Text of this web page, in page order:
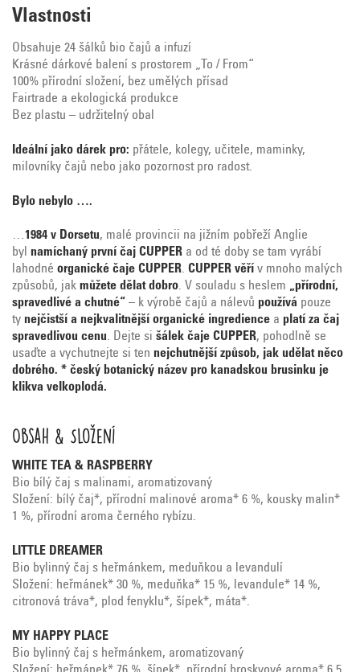
Vlastnosti
Obsahuje 24 šálků bio čajů a infuzí
Krásné dárkové balení s prostorem „To / From“
100% přírodní složení, bez umělých přísad
Fairtrade a ekologická produkce
Bez plastu – udržitelný obal
Ideální jako dárek pro: přátele, kolegy, učitele, maminky,
milovníky čajů nebo jako pozornost pro radost.
Bylo nebylo ….
…1984 v Dorsetu, malé provincii na jižním pobřeží Anglie
byl namíchaný první čaj CUPPER a od té doby se tam vyrábí
lahodné organické čaje CUPPER. CUPPER věří v mnoho malých
způsobů, jak můžete dělat dobro. V souladu s heslem „přírodní,
spravedlivé a chutné“ – k výrobě čajů a nálevů používá pouze
ty nejčistší a nejkvalitnější organické ingredience a platí za čaj
spravedlivou cenu. Dejte si šálek čaje CUPPER, pohodlně se
usaďte a vychutnejte si ten nejchutnější způsob, jak udělat něco
dobrého. * český botanický název pro kanadskou brusinku je
klikva velkoplodá.
Obsah & Složení
WHITE TEA & RASPBERRY
Bio bílý čaj s malinami, aromatizovaný
Složení: bílý čaj*, přírodní malinové aroma* 6 %, kousky malin*
1 %, přírodní aroma černého rybízu.
LITTLE DREAMER
Bio bylinný čaj s heřmánkem, meduňkou a levandulí
Složení: heřmánek* 30 %, meduňka* 15 %, levandule* 14 %,
citronová tráva*, plod fenyklu*, šípek*, máta*.
MY HAPPY PLACE
Bio bylinný čaj s heřmánkem, aromatizovaný